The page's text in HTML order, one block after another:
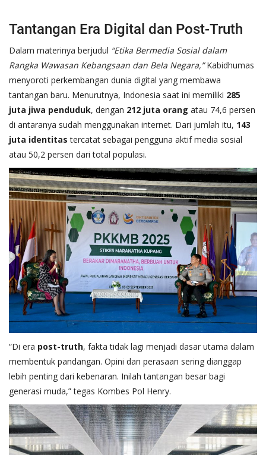
Tantangan Era Digital dan Post-Truth
Dalam materinya berjudul “Etika Bermedia Sosial dalam
Rangka Wawasan Kebangsaan dan Bela Negara,”Kabidhumas
menyoroti perkembangan dunia digital yang membawa
tantangan baru. Menurutnya, Indonesia saat ini memiliki 285
juta jiwa penduduk, dengan 212 juta orang atau 74,6 persen
di antaranya sudah menggunakan internet. Dari jumlah itu, 143
juta identitas tercatat sebagai pengguna aktif media sosial
atau 50,2 persen dari total populasi.
“Di era post-truth, fakta tidak lagi menjadi dasar utama dalam
membentuk pandangan. Opini dan perasaan sering dianggap
lebih penting dari kebenaran. Inilah tantangan besar bagi
generasi muda,” tegas Kombes Pol Henry.